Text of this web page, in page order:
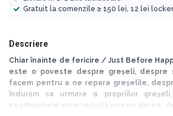
Gratuit la comenzile ≥ 150 lei, 12 lei locker
Descriere
Chiar înainte de fericire / Just Before
este o poveste despre greșeli, despre
facem pentru a ne repara greșelile,
îndurăm ca urmare a propriilor
nesăbuințele care rezultă uneori din ea,